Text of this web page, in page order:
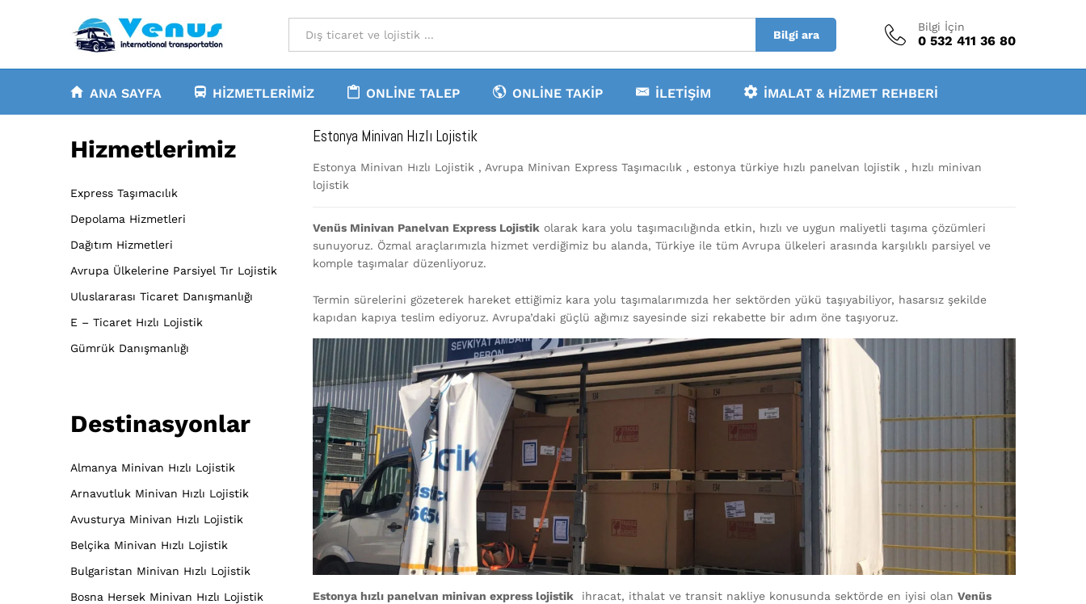
Bilgi ara
Bilgi İçin
0 532 411 36 80
ANA SAYFA HIZMETLERIMIZ ONLINE TALEP ONLINE TAKIP İLETIŞIM İMALAT & HIZMET REHBERI
Hizmetlerimiz
Express Taşımacılık
Depolama Hizmetleri
Dağıtım Hizmetleri
Avrupa Ülkelerine Parsiyel Tır Lojistik
Uluslararası Ticaret Danışmanlığı
E – Ticaret Hızlı Lojistik
Gümrük Danışmanlığı
Destinasyonlar
Almanya Minivan Hızlı Lojistik
Arnavutluk Minivan Hızlı Lojistik
Avusturya Minivan Hızlı Lojistik
Belçika Minivan Hızlı Lojistik
Bulgaristan Minivan Hızlı Lojistik
Bosna Hersek Minivan Hızlı Lojistik
Estonya Minivan Hızlı Lojistik
Estonya Minivan Hızlı Lojistik , Avrupa Minivan Express Taşımacılık , estonya türkiye hızlı panelvan lojistik , hızlı minivan
lojistik
Venüs Minivan Panelvan Express Lojistik olarak kara yolu taşımacılığında etkin, hızlı ve uygun maliyetli taşıma çözümleri
sunuyoruz. Özmal araçlarımızla hizmet verdiğimiz bu alanda, Türkiye ile tüm Avrupa ülkeleri arasında karşılıklı parsiyel ve
komple taşımalar düzenliyoruz.
Termin sürelerini gözeterek hareket ettiğimiz kara yolu taşımalarımızda her sektörden yükü taşıyabiliyor, hasarsız şekilde
kapıdan kapıya teslim ediyoruz. Avrupa’daki güçlü ağımız sayesinde sizi rekabette bir adım öne taşıyoruz.
Estonya hızlı panelvan minivan express lojistik ihracat, ithalat ve transit nakliye konusunda sektörde en iyisi olan Venüs